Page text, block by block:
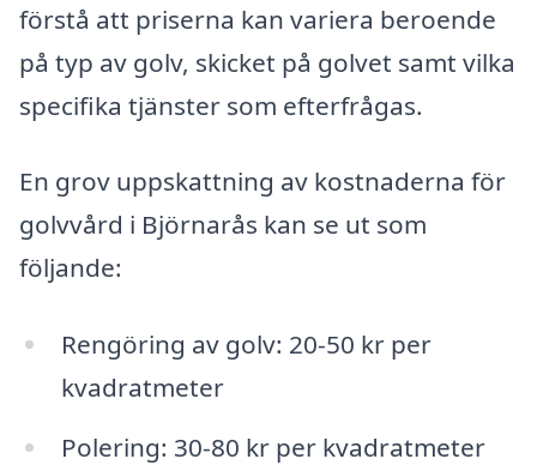
förstå att priserna kan variera beroende
på typ av golv, skicket på golvet samt vilka
specifika tjänster som efterfrågas.
En grov uppskattning av kostnaderna för
golvvård i Björnarås kan se ut som
följande:
Rengöring av golv: 20-50 kr per
kvadratmeter
Polering: 30-80 kr per kvadratmeter